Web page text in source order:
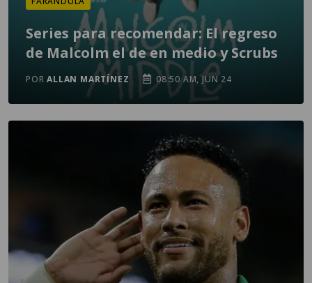
Series para recomendar: El regreso
de Malcolm el de en medio y Scrubs
PORALLAN MARTÍNEZ 08:50 AM, JUN 24